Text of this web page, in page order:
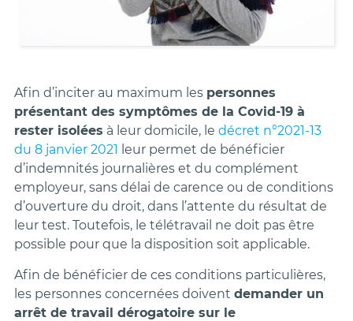
Afin d’inciter au maximum les personnes
présentant des symptômes de la Covid-19 à
rester isolées à leur domicile, le décret n°2021-13
du 8 janvier 2021 leur permet de bénéficier
d’indemnités journalières et du complément
employeur, sans délai de carence ou de conditions
d’ouverture du droit, dans l’attente du résultat de
leur test. Toutefois, le télétravail ne doit pas être
possible pour que la disposition soit applicable.
Afin de bénéficier de ces conditions particulières,
les personnes concernées doivent demander un
arrêt de travail dérogatoire sur le